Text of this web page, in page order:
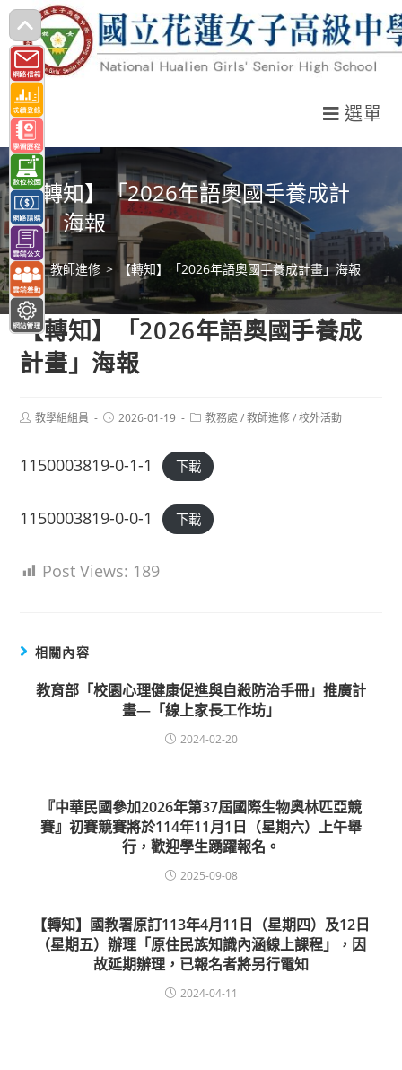
跳
轉
至
主
要
內
容
選單
【轉知】「2026年語奧國手養成計
畫」海報
> 教師進修 > 【轉知】「2026年語奧國手養成計畫」海報
【轉知】「2026年語奧國手養成
計畫」海報
Post教學組組員
Post2026-01-19
Post教務處 / 教師進修 / 校外活動
1150003819-0-1-1 下載
1150003819-0-0-1 下載
Post Views: 189
相關內容
教育部「校園心理健康促進與自殺防治手冊」推廣計
畫—「線上家長工作坊」
2024-02-20
『中華民國參加2026年第37屆國際生物奧林匹亞競
賽』初賽競賽將於114年11月1日（星期六）上午舉
行，歡迎學生踴躍報名。
2025-09-08
【轉知】國教署原訂113年4月11日（星期四）及12日
（星期五）辦理「原住民族知識內涵線上課程」，因
故延期辦理，已報名者將另行電知
2024-04-11